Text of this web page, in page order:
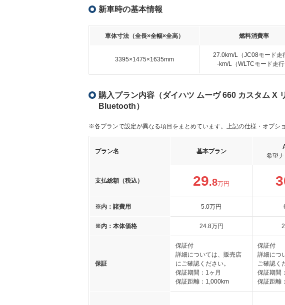
新車時の基本情報
車体寸法（全長×全幅×全高） 燃料消費率
3395×1475×1635mm
27.0km/L（JC08モード走
-km/L（WLTCモード走行
購入プラン内容（ダイハツ ムーヴ 660 カスタム
Bluetooth）
※各プランで設定が異なる項目をまとめています。上記の仕様・オプシ
プラン名 基本プラン
希望
支払総額（税込） 29.8万円
※内：諸費用 5.0万円
※内：本体価格 24.8万円
保証
保証付
詳細については、販売店
にご確認ください。
保証期間：1ヶ月
保証距離：1,000km
保証付
詳細につ
ご確認く
保証期間
保証距離